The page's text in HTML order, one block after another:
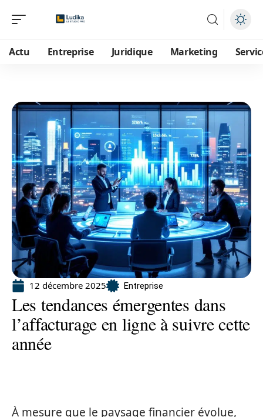
Actu Entreprise Juridique Marketing
12 décembre 2025 Entreprise
Les tendances émergentes dans
l’affacturage en ligne à suivre cette
année
À mesure que le paysage financier évolue,